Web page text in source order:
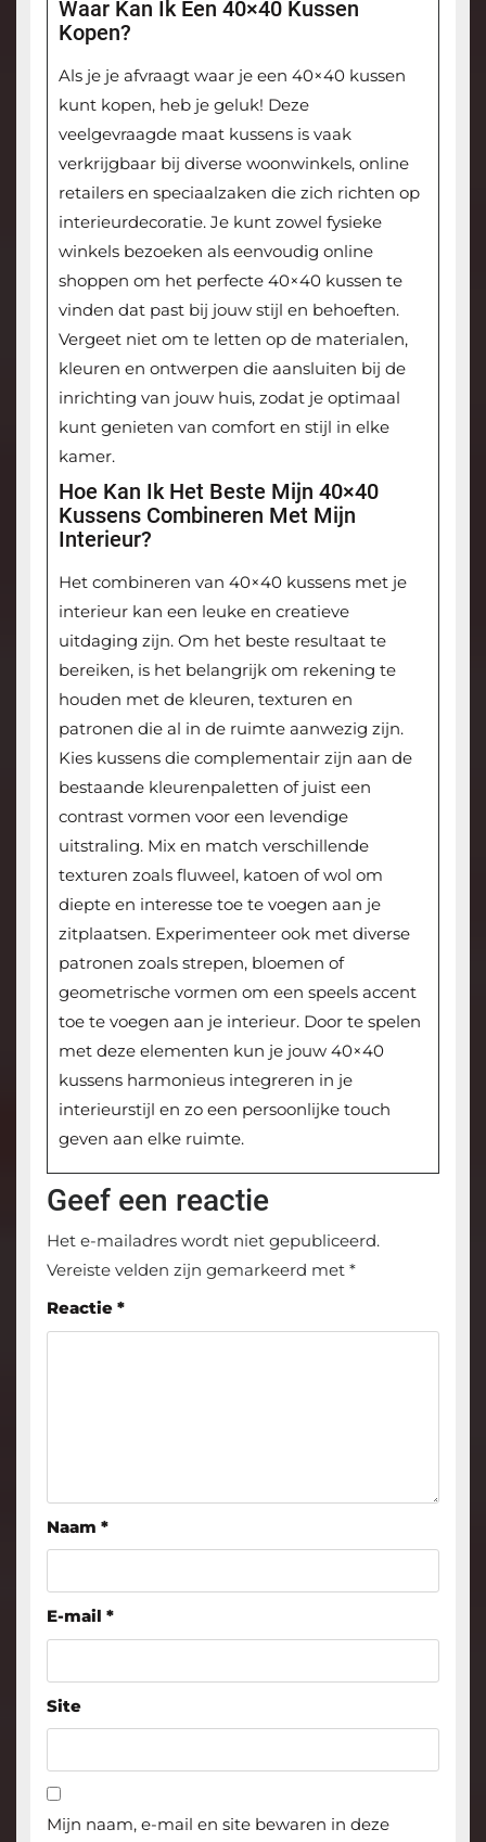
Waar Kan Ik Een 40×40 Kussen
Kopen?
Als je je afvraagt waar je een 40×40 kussen
kunt kopen, heb je geluk! Deze
veelgevraagde maat kussens is vaak
verkrijgbaar bij diverse woonwinkels, online
retailers en speciaalzaken die zich richten op
interieurdecoratie. Je kunt zowel fysieke
winkels bezoeken als eenvoudig online
shoppen om het perfecte 40×40 kussen te
vinden dat past bij jouw stijl en behoeften.
Vergeet niet om te letten op de materialen,
kleuren en ontwerpen die aansluiten bij de
inrichting van jouw huis, zodat je optimaal
kunt genieten van comfort en stijl in elke
kamer.
Hoe Kan Ik Het Beste Mijn 40×40
Kussens Combineren Met Mijn
Interieur?
Het combineren van 40×40 kussens met je
interieur kan een leuke en creatieve
uitdaging zijn. Om het beste resultaat te
bereiken, is het belangrijk om rekening te
houden met de kleuren, texturen en
patronen die al in de ruimte aanwezig zijn.
Kies kussens die complementair zijn aan de
bestaande kleurenpaletten of juist een
contrast vormen voor een levendige
uitstraling. Mix en match verschillende
texturen zoals fluweel, katoen of wol om
diepte en interesse toe te voegen aan je
zitplaatsen. Experimenteer ook met diverse
patronen zoals strepen, bloemen of
geometrische vormen om een speels accent
toe te voegen aan je interieur. Door te spelen
met deze elementen kun je jouw 40×40
kussens harmonieus integreren in je
interieurstijl en zo een persoonlijke touch
geven aan elke ruimte.
Geef een reactie
Het e-mailadres wordt niet gepubliceerd.
Vereiste velden zijn gemarkeerd met *
Reactie *
Naam *
E-mail *
Site
Mijn naam, e-mail en site bewaren in deze